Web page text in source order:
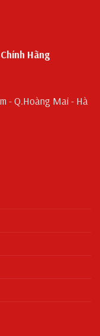
Hãng
- Q.Hoàng Mai - Hà